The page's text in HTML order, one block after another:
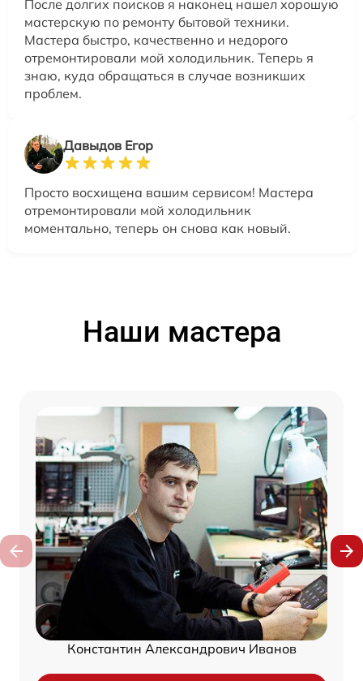
После долгих поисков я наконец нашел хорошую
мастерскую по ремонту бытовой техники.
Мастера быстро, качественно и недорого
отремонтировали мой холодильник. Теперь я
знаю, куда обращаться в случае возникших
проблем.
Давыдов Егор
Просто восхищена вашим сервисом! Мастера
отремонтировали мой холодильник
моментально, теперь он снова как новый.
Наши мастера
Константин Александрович Иванов